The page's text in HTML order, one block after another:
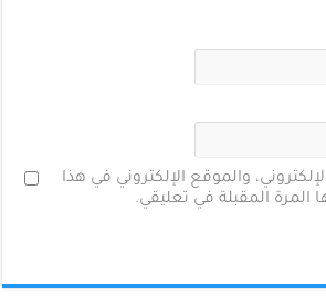
والموقع الإلكتروني في هذا
المرة المقبلة في تعليقي.